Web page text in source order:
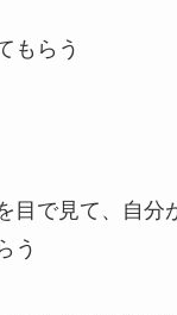
もらう
目で見て、自分
う